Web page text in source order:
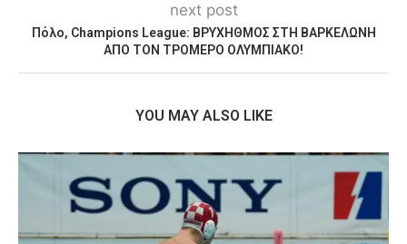
next post
Πόλο, Champions League: ΒΡΥΧΗΘΜΟΣ ΣΤΗ ΒΑΡΚΕΛΩΝΗ
ΑΠΟ ΤΟΝ ΤΡΟΜΕΡΟ ΟΛΥΜΠΙΑΚΟ!
YOU MAY ALSO LIKE